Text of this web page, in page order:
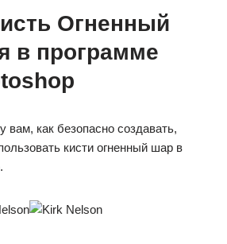
Огненный
в программе
вам, как безопасно создавать,
кисти огненный шар в